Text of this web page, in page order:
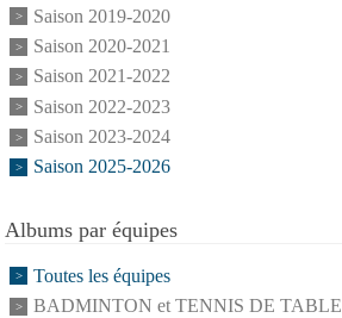
Saison 2019-2020
Saison 2020-2021
Saison 2021-2022
Saison 2022-2023
Saison 2023-2024
Saison 2025-2026
Albums par équipes
Toutes les équipes
BADMINTON et TENNIS DE TABLE